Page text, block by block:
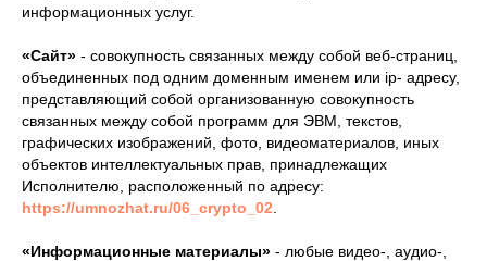
информационных услуг.
«Сайт» - совокупность связанных между собой веб-страниц,
объединенных под одним доменным именем или ip- адресу,
представляющий собой организованную совокупность
связанных между собой программ для ЭВМ, текстов,
графических изображений, фото, видеоматериалов, иных
объектов интеллектуальных прав, принадлежащих
Исполнителю, расположенный по адресу:
https://umnozhat.ru/06_crypto_02
«Информационные материалы» - любые видео-, аудио-,